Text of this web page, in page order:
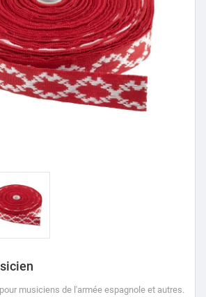
musiciens de l'armée espagnole et autres.